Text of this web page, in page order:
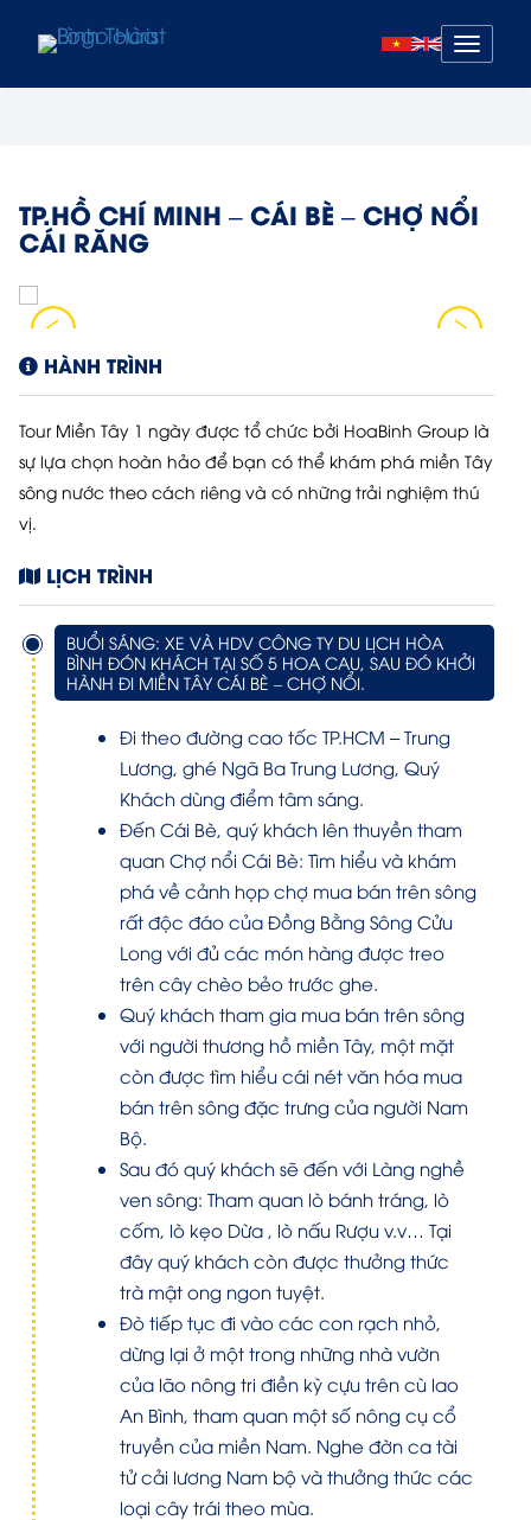
Mở
menu
TP.HỒ CHÍ MINH – CÁI BÈ – CHỢ NỔI
CÁI RĂNG
HÀNH TRÌNH
Tour Miền Tây 1 ngày được tổ chức bởi HoaBinh Group là
sự lựa chọn hoàn hảo để bạn có thể khám phá miền Tây
sông nước theo cách riêng và có những trải nghiệm thú
vị.
LỊCH TRÌNH
BUỔI SÁNG: XE VÀ HDV CÔNG TY DU LỊCH HÒA
BÌNH ĐÓN KHÁCH TẠI SỐ 5 HOA CAU, SAU ĐÓ KHỞI
HÀNH ĐI MIỀN TÂY CÁI BÈ – CHỢ NỔI.
Đi theo đường cao tốc TP.HCM – Trung
Lương, ghé Ngã Ba Trung Lương, Quý
Khách dùng điểm tâm sáng.
Đến Cái Bè, quý khách lên thuyền tham
quan Chợ nổi Cái Bè: Tìm hiểu và khám
phá về cảnh họp chợ mua bán trên sông
rất độc đáo của Đồng Bằng Sông Cửu
Long với đủ các món hàng được treo
trên cây chèo bẻo trước ghe.
Quý khách tham gia mua bán trên sông
với người thương hồ miền Tây, một mặt
còn được tìm hiểu cái nét văn hóa mua
bán trên sông đặc trưng của người Nam
Bộ.
Sau đó quý khách sẽ đến với Làng nghề
ven sông: Tham quan lò bánh tráng, lò
cốm, lò kẹo Dừa , lò nấu Rượu v.v… Tại
đây quý khách còn được thưởng thức
trà mật ong ngon tuyệt.
Đò tiếp tục đi vào các con rạch nhỏ,
dừng lại ở một trong những nhà vườn
của lão nông tri điền kỳ cựu trên cù lao
An Bình, tham quan một số nông cụ cổ
truyền của miền Nam. Nghe đờn ca tài
tử cải lương Nam bộ và thưởng thức các
loại cây trái theo mùa.